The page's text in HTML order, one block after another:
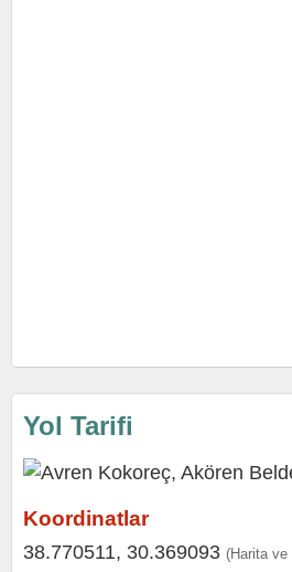
Yol Tarifi
Koordinatlar
38.770511, 30.369093 (Harita